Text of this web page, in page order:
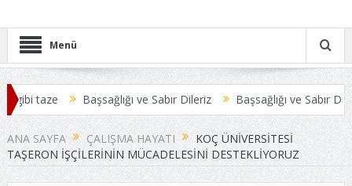
Menü
gibi taze Başsağlığı ve Sabır Dileriz
Başsağlığı ve Sabır Dileriz
ANLAŞMAYLA SONUÇLANDI
Üyelerimize Duyuru
ANA SAYFA ÇALIŞMA HAYATI
KOÇ ÜNIVERSITESI
TAŞERON İŞÇILERININ MÜCADELESINI DESTEKLIYORUZ